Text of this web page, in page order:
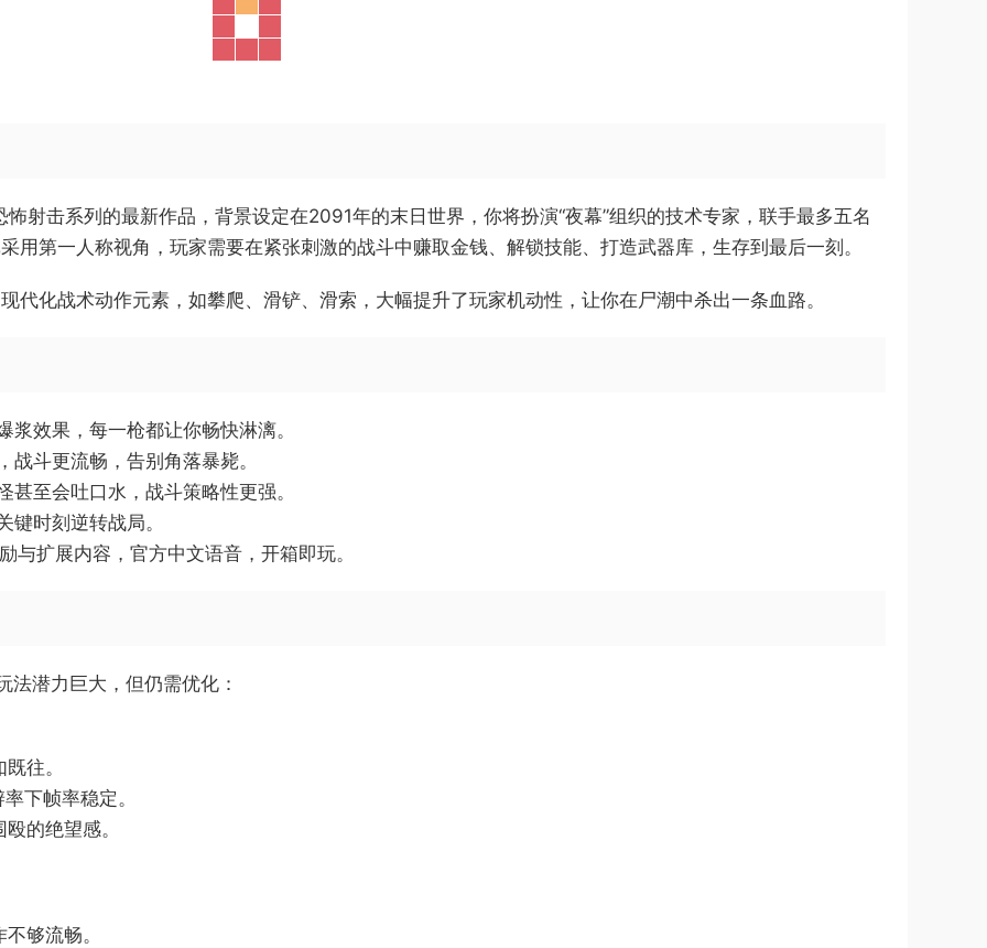
射击系列的最新作品，背景设定在2091年的末日世界，你将扮演“夜幕”组织的技术专家，联手最多五名
用第一人称视角，玩家需要在紧张刺激的战斗中赚取金钱、解锁技能、打造武器库，生存到最后一刻。
代化战术动作元素，如攀爬、滑铲、滑索，大幅提升了玩家机动性，让你在尸潮中杀出一条血路。
效果，每一枪都让你畅快淋漓。
斗更流畅，告别角落暴毙。
至会吐口水，战斗策略性更强。
时刻逆转战局。
扩展内容，官方中文语音，开箱即玩。
潜力巨大，但仍需优化：
往。
下帧率稳定。
的绝望感。
够流畅。